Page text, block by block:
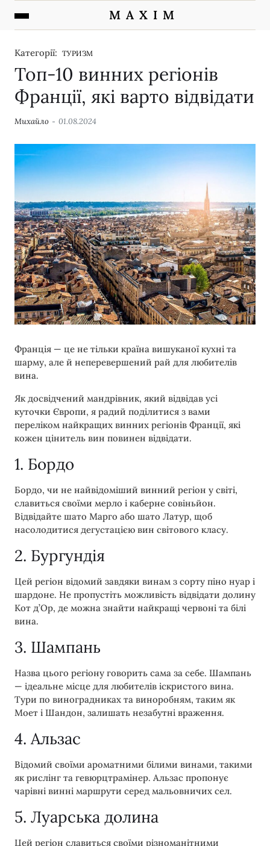
M A X I M
Категорії: ТУРИЗМ
Топ-10 винних регіонів
Франції, які варто відвідати
Михайло 01.08.2024
Франція — це не тільки країна вишуканої кухні та
шарму, але й неперевершений рай для любителів
вина.
Як досвідчений мандрівник, який відвідав усі
куточки Європи, я радий поділитися з вами
переліком найкращих винних регіонів Франції, які
кожен цінитель вин повинен відвідати.
1. Бордо
Бордо, чи не найвідоміший винний регіон у світі,
славиться своїми мерло і каберне совіньйон.
Відвідайте шато Марго або шато Латур, щоб
насолодитися дегустацією вин світового класу.
2. Бургундія
Цей регіон відомий завдяки винам з сорту піно нуар і
шардоне. Не пропустіть можливість відвідати долину
Кот д’Ор, де можна знайти найкращі червоні та білі
вина.
3. Шампань
Назва цього регіону говорить сама за себе. Шампань
— ідеальне місце для любителів іскристого вина.
Тури по виноградниках та виноробням, таким як
Моет і Шандон, залишать незабутні враження.
4. Альзас
Відомий своїми ароматними білими винами, такими
як рислінг та гевюрцтрамінер. Альзас пропонує
чарівні винні маршрути серед мальовничих сел.
5. Луарська долина
Цей регіон славиться своїми різноманітними